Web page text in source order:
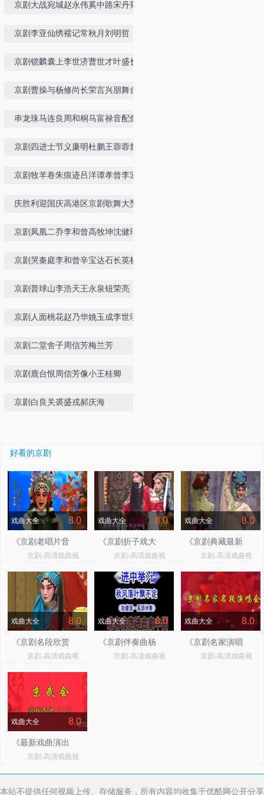
京剧大战宛城赵永伟奚中路宋丹菊
京剧李亚仙绣襦记常秋月刘明哲
京剧锁麟囊上李世济曹世才叶盛长闵
京剧曹操与杨修尚长荣言兴朋舞台实
串龙珠马连良周和桐马富禄音配像
京剧四进士节义廉明杜鹏王蓉蓉舒桐
京剧牧羊卷朱痕迹吕洋谭孝曾李宏
庆胜利迎国庆高港区京剧歌舞大型会
京剧凤凰二乔李和曾高牧坤沈健瑾李
京剧哭秦庭李和曾辛宝达石长英杨博
京剧普球山李浩天王永泉钮荣亮
京剧人面桃花赵乃华姚玉成李世瑛钮
京剧二堂舍子周信芳梅兰芳
京剧鹿台恨周信芳像小王桂卿
京剧白良关裘盛戎郝庆海
好看的京剧
戏曲大全 8.0
《京剧老唱片音
配像选段》
京剧-高清戏曲视
频
戏曲大全 8.0
《京剧折子戏大
全》
京剧-高清戏曲视
频
戏曲大全 8.0
《京剧典藏最新
京剧录音》
京剧-高清戏曲视
频
戏曲大全 8.0
《京剧名段欣赏
艺术家绝唱珍
京剧-高清戏曲视
频
戏曲大全 8.0
《京剧伴奏曲杨
派伴奏》
京剧-高清戏曲视
戏曲大全 8.0
《京剧名家演唱
长篇选段表演》
京剧-高清戏曲视
戏曲大全 8.0
《最新戏曲演出
合辑》
京剧-高清戏曲视
频
本站不提供任何视频上传、存储服务，所有内容均收集于优酷网公开分享